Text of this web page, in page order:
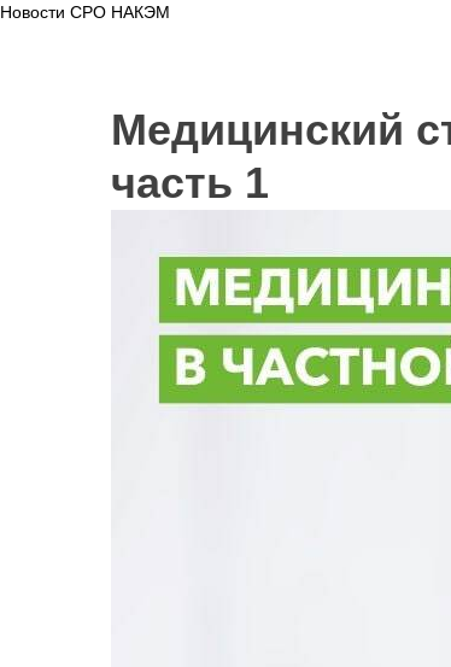
Новости СРО НАКЭМ
Медицинский
часть 1